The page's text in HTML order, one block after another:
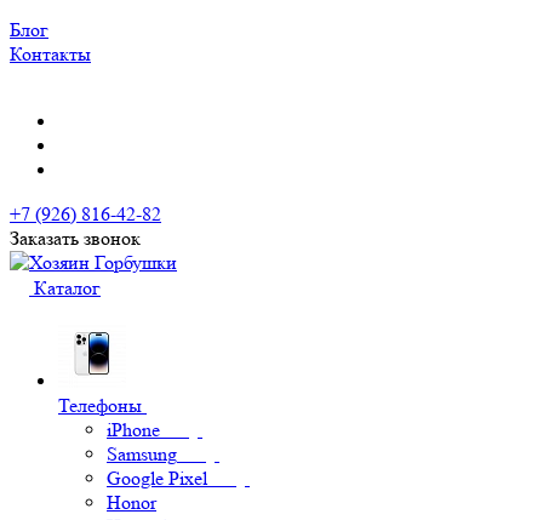
Блог
Контакты
+7 (926) 816-42-82
Заказать звонок
Каталог
Телефоны
iPhone
Samsung
Google Pixel
Honor